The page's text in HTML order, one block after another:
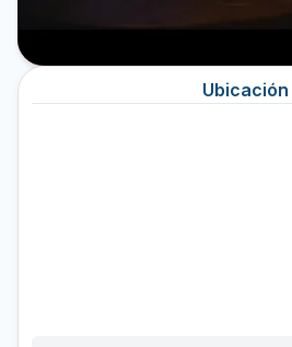
Ubicación